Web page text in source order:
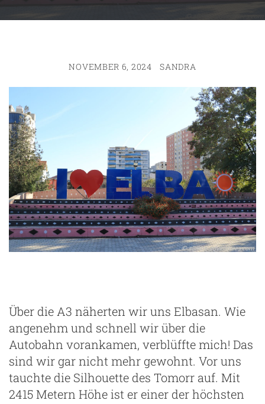
NOVEMBER 6, 2024 SANDRA
Über die A3 näherten wir uns Elbasan. Wie
angenehm und schnell wir über die
Autobahn vorankamen, verblüffte mich! Das
sind wir gar nicht mehr gewohnt. Vor uns
tauchte die Silhouette des Tomorr auf. Mit
2415 Metern Höhe ist er einer der höchsten